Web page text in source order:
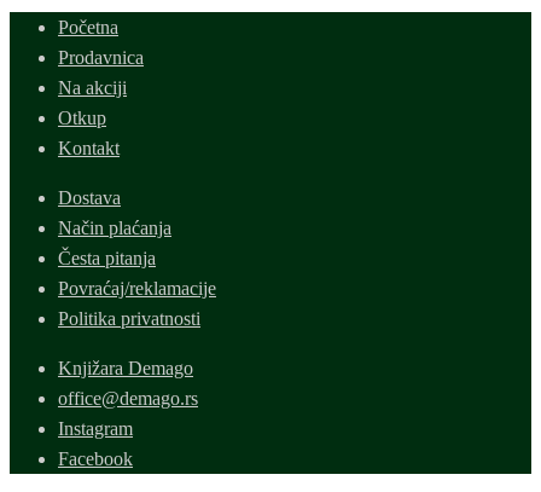
Početna
Prodavnica
Na akciji
Otkup
Kontakt
Dostava
Način plaćanja
Česta pitanja
Povraćaj/reklamacije
Politika privatnosti
Knjižara Demago
office@demago.rs
Instagram
Facebook